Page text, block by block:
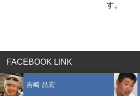
す。
FACEBOOK LINK
吉崎 昌宏